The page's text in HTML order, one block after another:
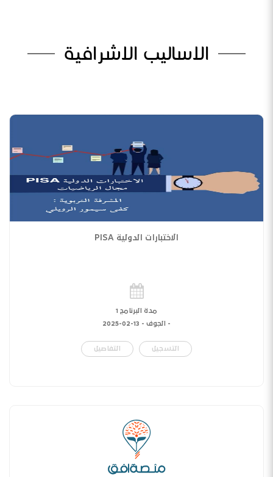
الاساليب الاشرافية
الاختبارات الدولية PISA
مدة البرنامج 1
- الجوف - 13-02-2025
التسجيل التفاصيل